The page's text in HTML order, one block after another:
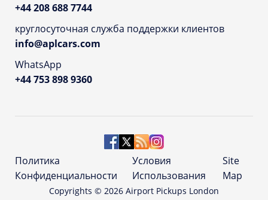
+44 208 688 7744
круглосуточная служба поддержки клиентов
info@aplcars.com
WhatsApp
+44 753 898 9360
Copyrights © 2026 Airport Pickups London
Политика
Конфиденциальности
Условия
Использования
Site
Map